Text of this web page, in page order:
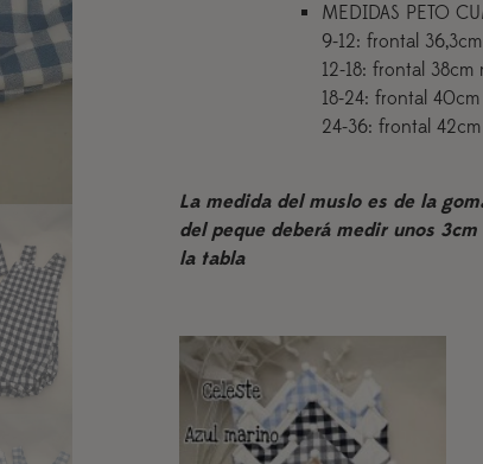
MEDIDAS PETO
9-12: frontal
12-18: frontal 38cm
18-24: frontal
24-36: frontal
La medida del muslo es de la
del peque deberá medir unos
la tabla